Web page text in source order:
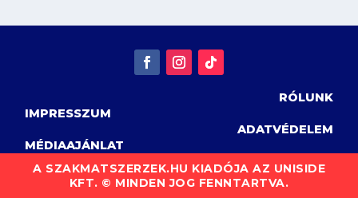
RÓLUNK
IMPRESSZUM
ADATVÉDELEM
MÉDIAAJÁNLAT
A SZAKMATSZERZEK.HU KIADÓJA AZ UNISIDE
KFT. © MINDEN JOG FENNTARTVA.